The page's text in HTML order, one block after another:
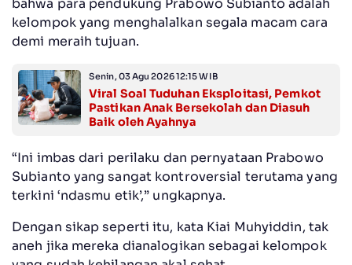
bahwa para pendukung Prabowo Subianto adalah
kelompok yang menghalalkan segala macam cara
demi meraih tujuan.
Senin, 03 Agu 2026 12:15 WIB
Viral Soal Tuduhan Eksploitasi, Pemkot
Pastikan Anak Bersekolah dan Diasuh
Baik oleh Ayahnya
“Ini imbas dari perilaku dan pernyataan Prabowo
Subianto yang sangat kontroversial terutama yang
terkini ‘ndasmu etik’,” ungkapnya.
Dengan sikap seperti itu, kata Kiai Muhyiddin, tak
aneh jika mereka dianalogikan sebagai kelompok